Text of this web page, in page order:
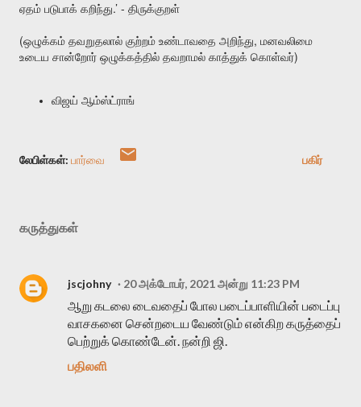
ஏதம் படுபாக் கறிந்து.’ - திருக்குறள்
(ஒழுக்கம் தவறுதலால் குற்றம் உண்டாவதை அறிந்து, மனவலிமை
உடைய சான்றோர் ஒழுக்கத்தில் தவறாமல் காத்துக் கொள்வர்)
விஜய் ஆம்ஸ்ட்ராங்
லேபிள்கள்: பார்வை பகிர்
கருத்துகள்
jscjohny 20 அக்டோபர், 2021 அன்று 11:23 PM
ஆறு கடலை டைவதைப் போல படைப்பாளியின் படைப்பு
வாசகனை சென்றடைய வேண்டும் என்கிற கருத்தைப்
பெற்றுக் கொண்டேன். நன்றி ஜி.
பதிலளி